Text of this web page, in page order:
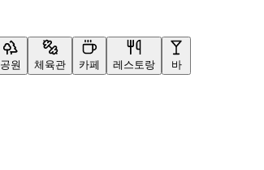
공원 체육관 카페 레스토랑 바